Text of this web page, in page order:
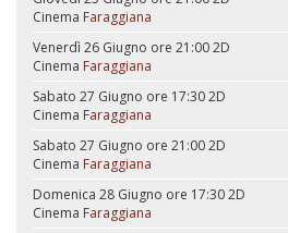
Cinema Faraggiana
Venerdì 26 Giugno ore 21:002D
Cinema Faraggiana
Sabato 27 Giugno ore 17:302D
Cinema Faraggiana
Sabato 27 Giugno ore 21:002D
Cinema Faraggiana
Domenica 28 Giugno ore 17:302D
Cinema Faraggiana